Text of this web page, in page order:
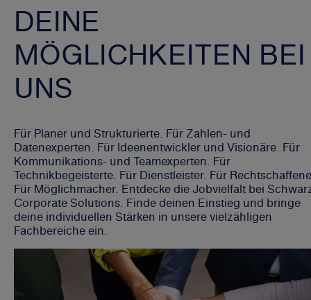
DEINE
MÖGLICHKEITEN BEI
UNS
Für Planer und Strukturierte. Für Zahlen- und
Datenexperten. Für Ideenentwickler und Visionäre. Für
Kommunikations- und Teamexperten. Für
Technikbegeisterte. Für Dienstleister. Für
Für Möglichmacher. Entdecke die Jobvielfalt bei
Corporate Solutions. Finde deinen Einstieg und bringe
deine individuellen Stärken in unsere vielzähligen
Fachbereiche ein.